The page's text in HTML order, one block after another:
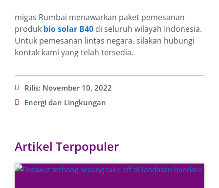
migas Rumbai menawarkan paket pemesanan
produk bio solar B40 di seluruh wilayah Indonesia.
Untuk pemesanan lintas negara, silakan hubungi
kontak kami yang telah tersedia.
Rilis: November 10, 2022
Energi dan Lingkungan
Artikel Terpopuler